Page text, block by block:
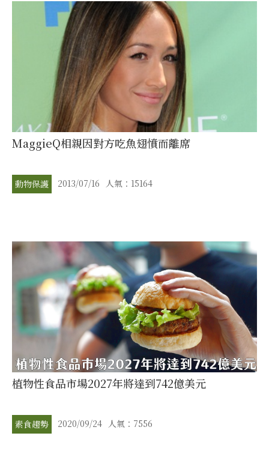
MaggieQ相親因對方吃魚翅憤而離席
動物保護 2013/07/16 人氣：15164
植物性食品市場2027年將達到742億美元
素食趨勢 2020/09/24 人氣：7556